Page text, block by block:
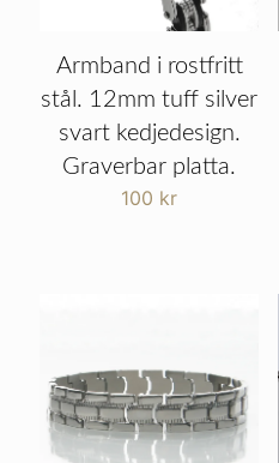
Armband i rostfritt
stål. 12mm tuff silver
svart kedjedesign.
Graverbar platta.
100 kr